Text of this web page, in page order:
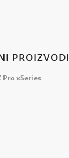
PROIZVODI
Pro xSeries